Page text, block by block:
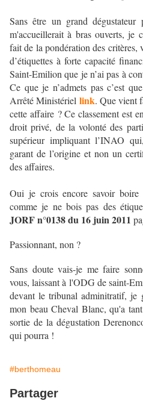
Sans être un grand
m'accueillerait à bras ouverts, je
fait de la pondération des critères,
d’étiquettes à forte capacité
Saint-Emilion que je n’ai pas à
Ce que je n’admets pas c’est
Arrêté Ministériel link. Que vient
cette affaire ? Ce classement est
droit privé, de la volonté des
supérieur impliquant l’INAO
garant de l’origine et non un
des affaires.
Oui je crois encore savoir
comme je ne bois pas des
JORF n°0138 du 16 juin 2011
Passionnant, non ?
Sans doute vais-je me faire
vous, laissant à l'ODG de saint-
devant le tribunal adminitratif, je
mon beau Cheval Blanc, qu'a
sortie de la dégustation
qui pourra !
#berthomeau
Partager